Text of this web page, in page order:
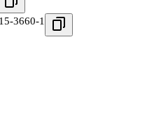
3660-1